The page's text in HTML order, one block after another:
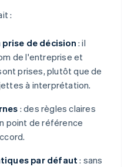
:
de décision : il
de l'entreprise et
prises, plutôt que de
à interprétation.
: des règles claires
point de référence
par défaut: sans